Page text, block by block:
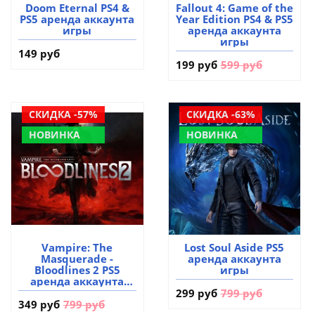
Doom Eternal PS4 &
PS5 аренда аккаунта
игры
149 руб
Fallout 4: Game of the
Year Edition PS4 & PS5
аренда аккаунта
игры
199 руб 599 руб
СКИДКА -57%
НОВИНКА
Vampire: The
Masquerade -
Bloodlines 2 PS5
аренда аккаунта
игры
349 руб 799 руб
СКИДКА -63%
НОВИНКА
Lost Soul Aside PS5
аренда аккаунта
игры
299 руб 799 руб